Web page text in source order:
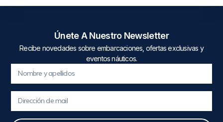
Únete A Nuestro Newsletter
Recibe novedades sobre embarcaciones, ofertas exclusivas y
eventos náuticos.